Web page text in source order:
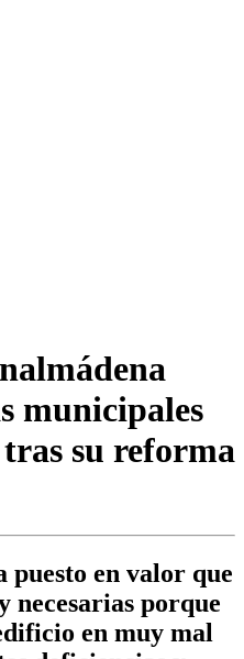
municipales
su reforma
en valor que
necesarias porque
en muy mal